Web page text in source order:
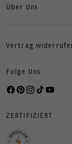
Über Uns
Vertrag
Folge Uns
Facebook
Pinterest
Instagram
TikTokYouTube
ZERTIFIZIERT